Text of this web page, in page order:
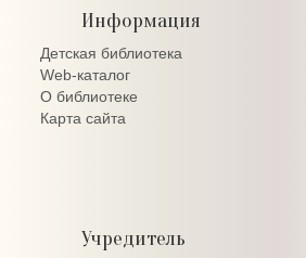
Информация
Детская библиотека
Web-каталог
О библиотеке
Карта сайта
Учредитель